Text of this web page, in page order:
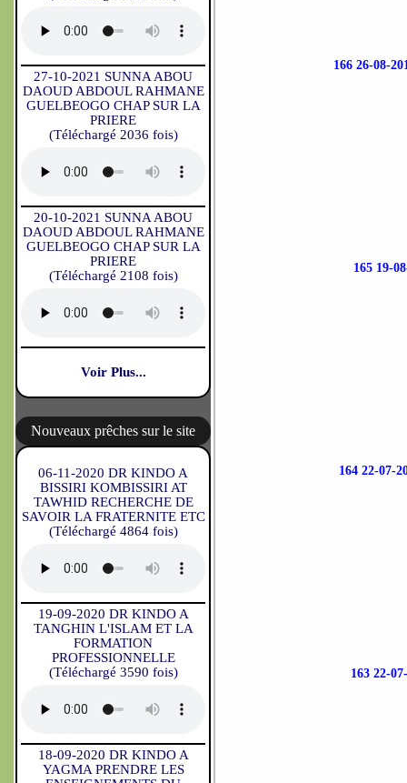
27-10-2021 SUNNA ABOU
DAOUD ABDOUL RAHMANE
GUELBEOGO CHAP SUR LA
PRIERE
(Téléchargé 2036 fois)
20-10-2021 SUNNA ABOU
DAOUD ABDOUL RAHMANE
GUELBEOGO CHAP SUR LA
PRIERE
(Téléchargé 2108 fois)
Voir Plus...
Nouveaux prêches sur le site
06-11-2020 DR KINDO A
BISSIRI KOMBISSIRI AT
TAWHID RECHERCHE DE
SAVOIR LA FRATERNITE ETC
(Téléchargé 4864 fois)
19-09-2020 DR KINDO A
TANGHIN L'ISLAM ET LA
FORMATION
PROFESSIONNELLE
(Téléchargé 3590 fois)
18-09-2020 DR KINDO A
YAGMA PRENDRE LES
166 26-08-
165 19-
164 22-07-
163 22-